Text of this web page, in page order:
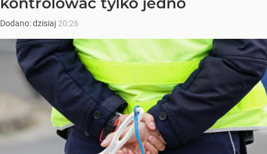
Dodano:dzisiaj 20:26